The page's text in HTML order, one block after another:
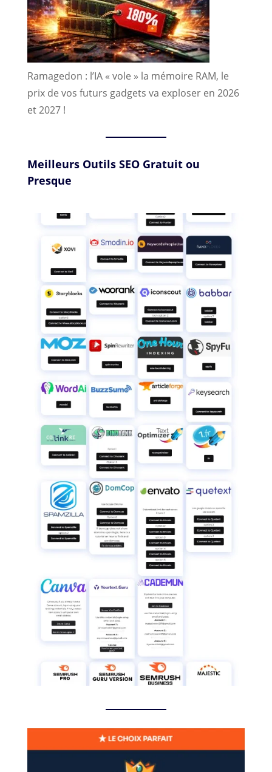
Ramagedon : l’IA « vole » la mémoire RAM, le
prix de vos futurs gadgets va exploser en 2026
et 2027 !
Meilleurs Outils SEO Gratuit ou
Presque